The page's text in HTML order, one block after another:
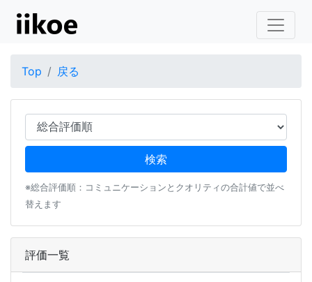
Top 戻る
※総合評価順：コミュニケーションとクオリティの合計値で並べ
替えます
評価一覧